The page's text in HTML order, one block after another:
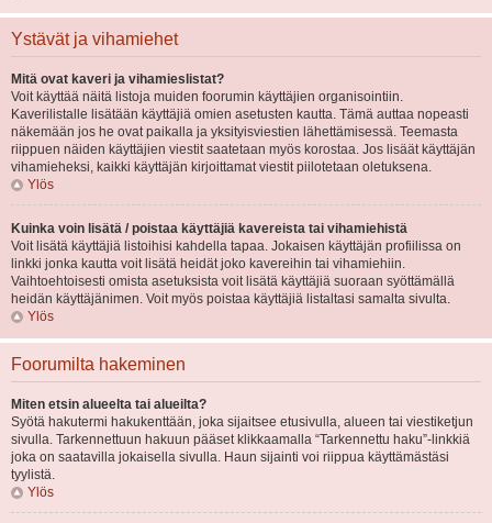
Ystävät ja vihamiehet
Mitä ovat kaveri ja vihamieslistat?
Voit käyttää näitä listoja muiden foorumin käyttäjien organisointiin.
Kaverilistalle lisätään käyttäjiä omien asetusten kautta. Tämä auttaa nopeasti
näkemään jos he ovat paikalla ja yksityisviestien lähettämisessä. Teemasta
riippuen näiden käyttäjien viestit saatetaan myös korostaa. Jos lisäät käyttäjän
vihamieheksi, kaikki käyttäjän kirjoittamat viestit piilotetaan oletuksena.
Ylös
Kuinka voin lisätä / poistaa käyttäjiä kavereista tai vihamiehistä
Voit lisätä käyttäjiä listoihisi kahdella tapaa. Jokaisen käyttäjän profiilissa on
linkki jonka kautta voit lisätä heidät joko kavereihin tai vihamiehiin.
Vaihtoehtoisesti omista asetuksista voit lisätä käyttäjiä suoraan syöttämällä
heidän käyttäjänimen. Voit myös poistaa käyttäjiä listaltasi samalta sivulta.
Ylös
Foorumilta hakeminen
Miten etsin alueelta tai alueilta?
Syötä hakutermi hakukenttään, joka sijaitsee etusivulla, alueen tai viestiketjun
sivulla. Tarkennettuun hakuun pääset klikkaamalla “Tarkennettu haku”-linkkiä
joka on saatavilla jokaisella sivulla. Haun sijainti voi riippua käyttämästäsi
tyylistä.
Ylös